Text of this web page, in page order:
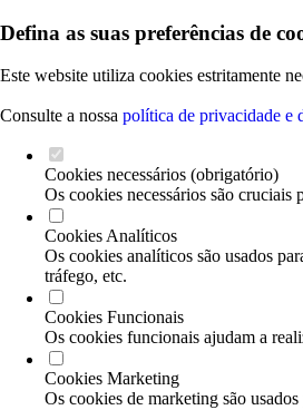
Defina as suas preferências de
Este website utiliza cookies estritamente
Consulte a nossa política de privacidade e
Cookies necessários (obrigatório)
Os cookies necessários são cruciais
Cookies Analíticos
Os cookies analíticos são usados
tráfego, etc.
Cookies Funcionais
Os cookies funcionais ajudam a
Cookies Marketing
Os cookies de marketing são